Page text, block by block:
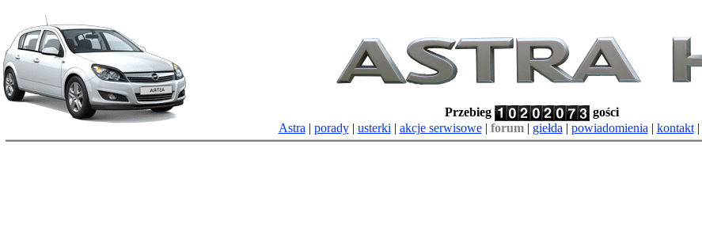
Przebieg
gości
Astra | porady| usterki | akcje serwisowe| forum| giełda | powiadomienia | kontakt|